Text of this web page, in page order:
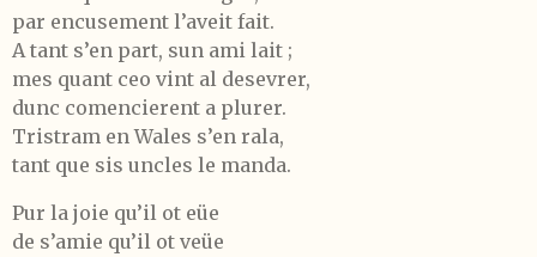
par encusement l’aveit fait.
A tant s’en part, sun ami lait ;
mes quant ceo vint al desevrer,
dunc comencierent a plurer.
Tristram en Wales s’en rala,
tant que sis uncles le manda.
Pur la joie qu’il ot eüe
de s’amie qu’il ot veüe